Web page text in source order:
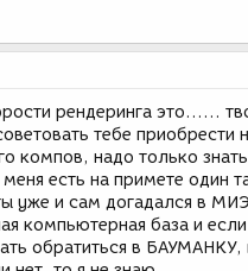
рендеринга это......
тебе
компов, надо только
есть на примете один
уже и сам догадался в
компьютерная база и
обратиться в